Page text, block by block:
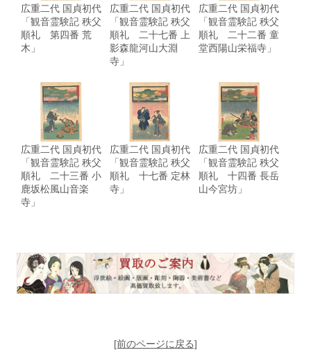
広重二代 国貞初代
「観音霊験記 秩父
順礼 第四番 荒
木」
広重二代 国貞初代
「観音霊験記 秩父
順礼 二十七番 上
影森龍河山大淵
寺」
広重二代 国貞初代
「観音霊験記 秩父
順礼 二十二番 童
堂西陽山栄福寺」
広重二代 国貞初代
「観音霊験記 秩父
順礼 二十三番 小
鹿坂松風山音楽
寺」
広重二代 国貞初代
「観音霊験記 秩父
順礼 十七番 定林
寺」
広重二代 国貞初代
「観音霊験記 秩父
順礼 十四番 長岳
山今宮坊」
[前のページに戻る]